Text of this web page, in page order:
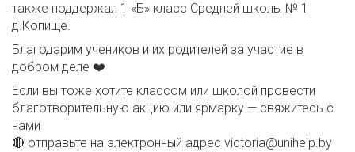
также поддержал 1 «Б» класс Средней школы № 1
д.Копище.
Благодарим учеников и их родителей за участие в
добром деле ❤️
Если вы тоже хотите классом или школой провести
благотворительную акцию или ярмарку — свяжитесь с
нами
🔴 отправьте на электронный адрес victoria@unihelp.by